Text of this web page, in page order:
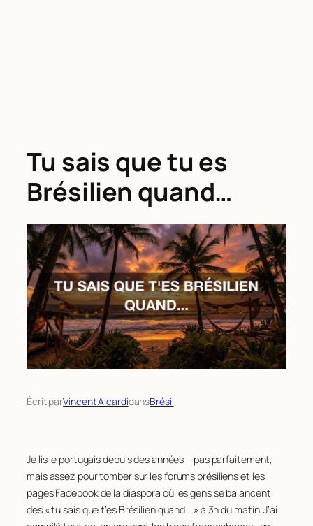
Tu sais que tu es
Brésilien quand…
Écrit parVincent AicardidansBrésil
Je lis le portugais depuis des années – pas parfaitement,
mais assez pour tomber sur les forums brésiliens et les
pages Facebook de la diaspora où les gens se balancent
des « tu sais que t’es Brésilien quand… » à 3h du matin. J’ai